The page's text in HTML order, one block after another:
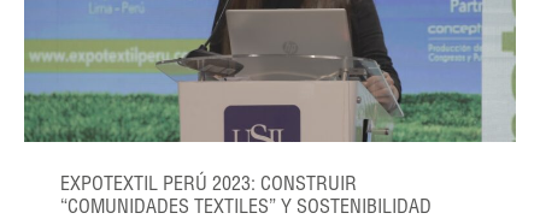
EXPOTEXTIL PERÚ 2023: CONSTRUIR
“COMUNIDADES TEXTILES” Y SOSTENIBILIDAD